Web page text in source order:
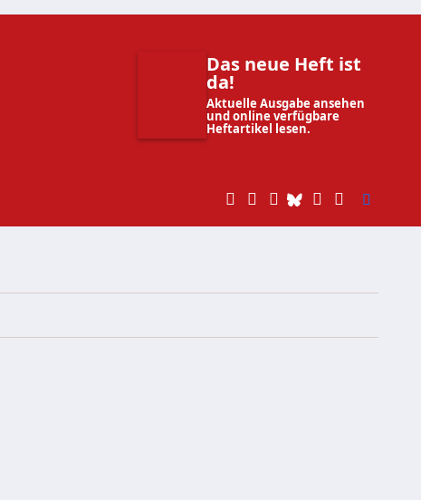
Das neue Heft ist
da!
Aktuelle Ausgabe ansehen
und online verfügbare
Heftartikel lesen.